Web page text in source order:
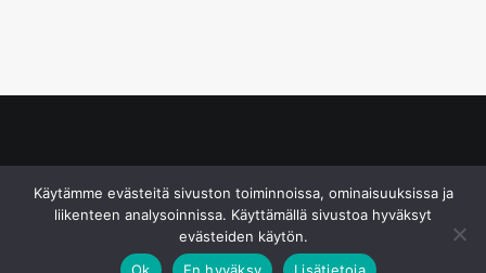
Käytämme evästeitä sivuston toiminnoissa, ominaisuuksissa ja
liikenteen analysoinnissa. Käyttämällä sivustoa hyväksyt
evästeiden käytön.
Ok
En hyväksy Lisätietoja